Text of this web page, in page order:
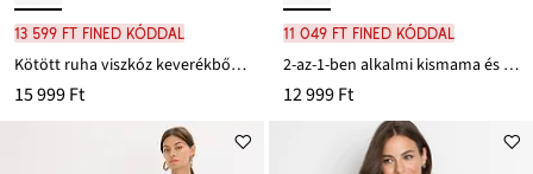
13 599 Ft FINED kóddal
Kötött ruha viszkóz keverékből, kontraszt részletekkel
15 999 Ft
11 049 Ft FINED kóddal
2-az-1-ben alkalmi kismama és szoptatós ruha puha bársonyból
12 999 Ft